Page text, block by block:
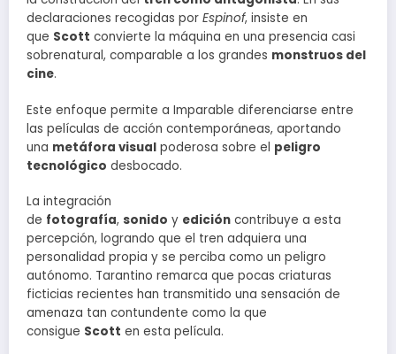
declaraciones recogidas por Espinof, insiste en
que Scott convierte la máquina en una presencia casi
sobrenatural, comparable a los grandes monstruos del
cine.
Este enfoque permite a Imparable diferenciarse entre
las películas de acción contemporáneas, aportando
una metáfora visual poderosa sobre el peligro
tecnológico desbocado.
La integración
de fotografía, sonido y edición contribuye a esta
percepción, logrando que el tren adquiera una
personalidad propia y se perciba como un peligro
autónomo. Tarantino remarca que pocas criaturas
ficticias recientes han transmitido una sensación de
amenaza tan contundente como la que
consigue Scott en esta película.